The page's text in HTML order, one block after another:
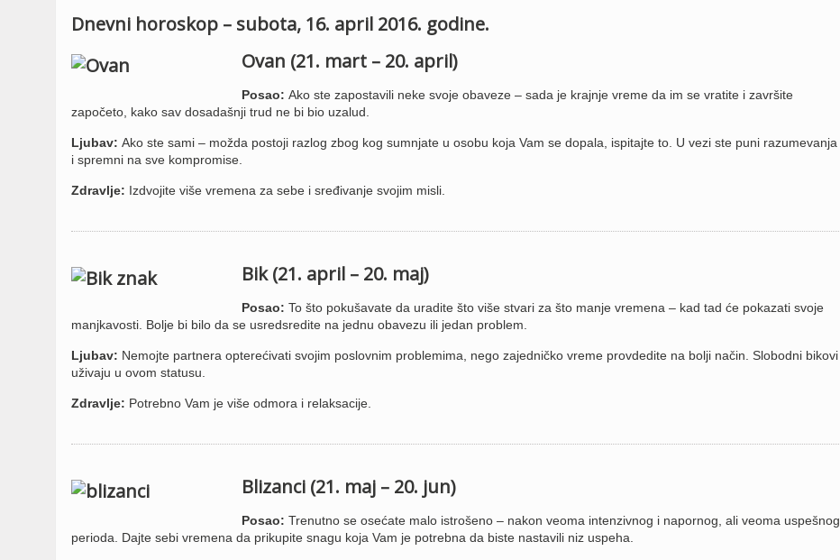
Dnevni horoskop – subota, 16. april 2016. godine.
Ovan (21. mart – 20. april)
Posao: Ako ste zapostavili neke svoje obaveze – sada je krajnje vreme da im se vratite i završite
započeto, kako sav dosadašnji trud ne bi bio uzalud.
Ljubav: Ako ste sami – možda postoji razlog zbog kog sumnjate u osobu koja Vam se dopala, ispitajte to. U vezi ste puni razumevanja
i spremni na sve kompromise.
Zdravlje: Izdvojite više vremena za sebe i sređivanje svojim misli.
Bik (21. april – 20. maj)
Posao: To što pokušavate da uradite što više stvari za što manje vremena – kad tad će pokazati svoje
manjkavosti. Bolje bi bilo da se usredsredite na jednu obavezu ili jedan problem.
Ljubav: Nemojte partnera opterećivati svojim poslovnim problemima, nego zajedničko vreme provdedite na bolji način. Slobodni bikovi
uživaju u ovom statusu.
Zdravlje: Potrebno Vam je više odmora i relaksacije.
Blizanci (21. maj – 20. jun)
Posao: Trenutno se osećate malo istrošeno – nakon veoma intenzivnog i napornog, ali veoma uspešnog
perioda. Dajte sebi vremena da prikupite snagu koja Vam je potrebna da biste nastavili niz uspeha.